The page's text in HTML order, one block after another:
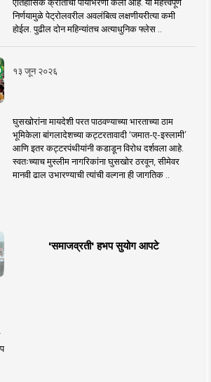
ऐतिहासिक क्रांतीची पायाभरणी केली आहे. या महत्त्वपूर्ण
निर्णयामुळे पेट्रोलवरील अवलंबित्व लक्षणीयरीत्या कमी
होईल. पुढील दोन महिन्यांतच अत्याधुनिक फ्लेस ..
१३ जून २०२६
घुसखोरांना मायदेशी परत पाठवण्याच्या भारताच्या ठाम
भूमिकेला बांगलादेशच्या कट्टरतावादी ‘जमात-ए-इस्लामी’
आणि इतर कट्टरपंथीयांनी कडाडून विरोध दर्शवला आहे.
स्वतःच्याच मुस्लीम नागरिकांना घुसखोर ठरवून, सीमेवर
मानवी ढाल उभारण्याची त्यांची वल्गना ही जागतिक ..
'समाजव्रती' हभप सुयोग आपटे